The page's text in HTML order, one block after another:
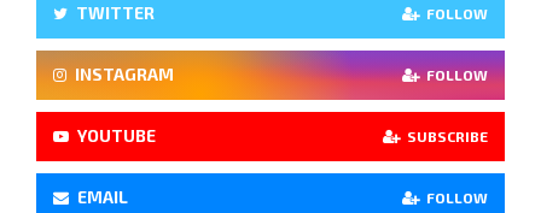
TWITTER FOLLOW
INSTAGRAM FOLLOW
YOUTUBE SUBSCRIBE
EMAIL FOLLOW